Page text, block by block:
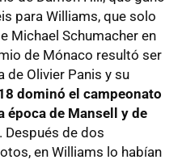
para Williams, que solo
Michael Schumacher en
de Mónaco resultó ser
de Olivier Panis y su
dominó el campeonato
época de Mansell y de
Después de dos
en Williams lo habían